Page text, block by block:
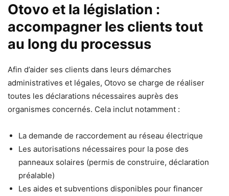
Otovo et la législation :
accompagner les clients tout
au long du processus
Afin d’aider ses clients dans leurs démarches
administratives et légales, Otovo se charge de réaliser
toutes les déclarations nécessaires auprès des
organismes concernés. Cela inclut notamment :
La demande de raccordement au réseau électrique
Les autorisations nécessaires pour la pose des
panneaux solaires (permis de construire, déclaration
préalable)
Les aides et subventions disponibles pour financer